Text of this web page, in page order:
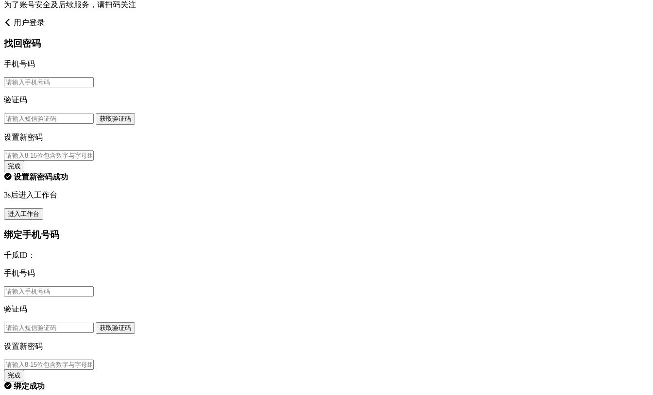
为了账号安全及后续服务，请扫码关注
用户登录
找回密码
手机号码
验证码
获取验证码
设置新密码
完成
设置新密码成功
3s后进入工作台
进入工作台
绑定手机号码
千瓜ID：
手机号码
验证码
获取验证码
设置新密码
完成
绑定成功